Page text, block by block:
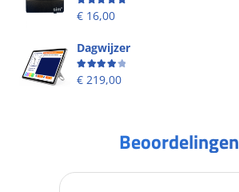
Beoordeling
€ 16,00
Dagwijzer
Beoordeling
€ 219,00
Beoordelingen